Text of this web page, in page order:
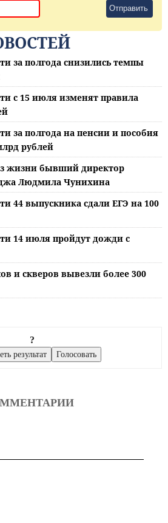
Отправить
за полгода снизились темпы
с 15 июля изменят правила
за полгода на пенсии и пособия
рублей
жизни бывший директор
Людмила Чунихина
44 выпускника сдали ЕГЭ на 100
14 июля пройдут дожди с
и скверов вывезли более 300
?